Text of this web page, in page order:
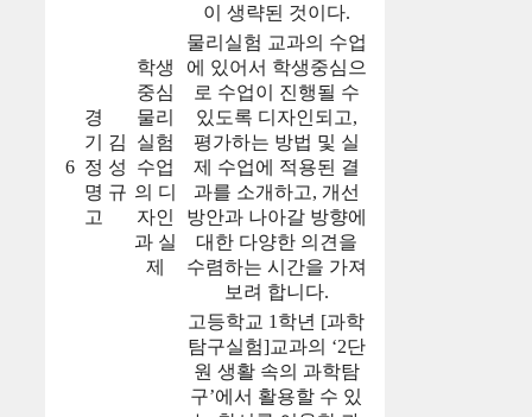
이 생략된 것이다.
6
경
기
정
명
고
김
성
규
학생
중심
물리
실험
수업
의 디
자인
과 실
제
물리실험 교과의 수업
에 있어서 학생중심으
로 수업이 진행될 수
있도록 디자인되고,
평가하는 방법 및 실
제 수업에 적용된 결
과를 소개하고, 개선
방안과 나아갈 방향에
대한 다양한 의견을
수렴하는 시간을 가져
보려 합니다.
고등학교 1학년 [과학
탐구실험]교과의 ‘2단
원 생활 속의 과학탐
구’에서 활용할 수 있